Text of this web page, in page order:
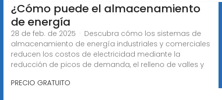
¿Cómo puede el almacenamiento
de energía
28 de feb. de 2025 · Descubra cómo los sistemas de
almacenamiento de energía industriales y comerciales
reducen los costos de electricidad mediante la
reducción de picos de demanda, el relleno de valles y
PRECIO GRATUITO